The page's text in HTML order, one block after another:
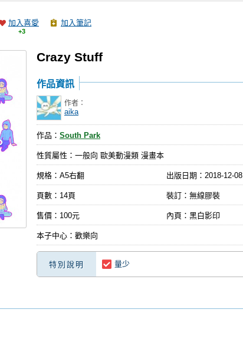
加入喜愛
+3
加入筆記
Crazy Stuff
作品資訊
作者：
aika
作品： South Park
性質屬性：一般向 歐美動漫類 漫畫本
規格：A5右翻 出版日期： 2018-12-08
頁數：14頁 裝訂：無線膠裝
售價：100元 內頁：黑白影印
本子中心：歡樂向
特別說明 量少